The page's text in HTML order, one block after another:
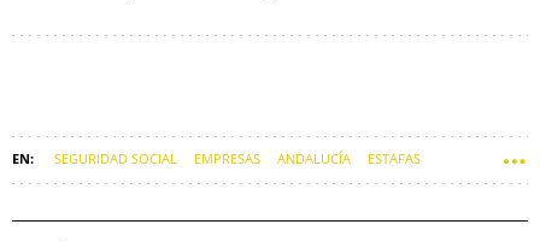
SEGURIDAD SOCIAL EMPRESAS ANDALUCÍA ESTAFAS